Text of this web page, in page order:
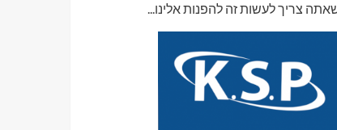
צריך לעשות זה להפנות אלינו...